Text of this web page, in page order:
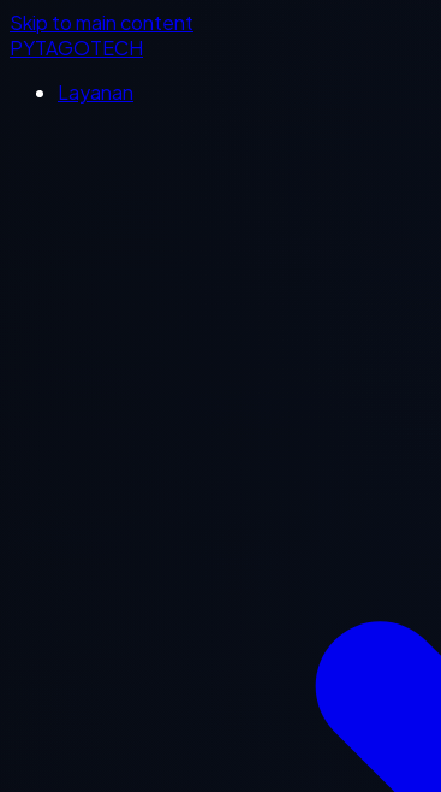
Skip to main content
PYTAGOTECH
Layanan